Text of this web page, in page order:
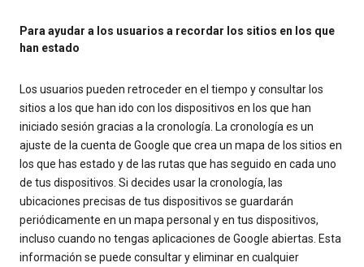
Para ayudar a los usuarios a recordar los sitios en los que
han estado
Los usuarios pueden retroceder en el tiempo y consultar los
sitios a los que han ido con los dispositivos en los que han
iniciado sesión gracias a la cronología. La cronología es un
ajuste de la cuenta de Google que crea un mapa de los sitios en
los que has estado y de las rutas que has seguido en cada uno
de tus dispositivos. Si decides usar la cronología, las
ubicaciones precisas de tus dispositivos se guardarán
periódicamente en un mapa personal y en tus dispositivos,
incluso cuando no tengas aplicaciones de Google abiertas. Esta
información se puede consultar y eliminar en cualquier